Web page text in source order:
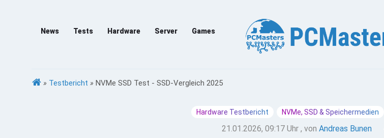
News Tests Hardware Server Games
» Testbericht » NVMe SSD Test - SSD-Vergleich 2025
Hardware Testbericht NVMe, SSD & Speichermedien
21.01.2026, 09:17 Uhr , vonAndreas Bunen